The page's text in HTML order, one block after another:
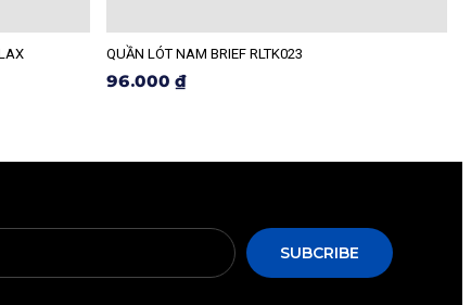
QUẦN LÓT NAM BRIEF RLTK023
96.000 ₫
SUBCRIBE